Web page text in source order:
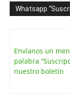
Whatsapp
Envíanos un
palabra
nuestro boletín